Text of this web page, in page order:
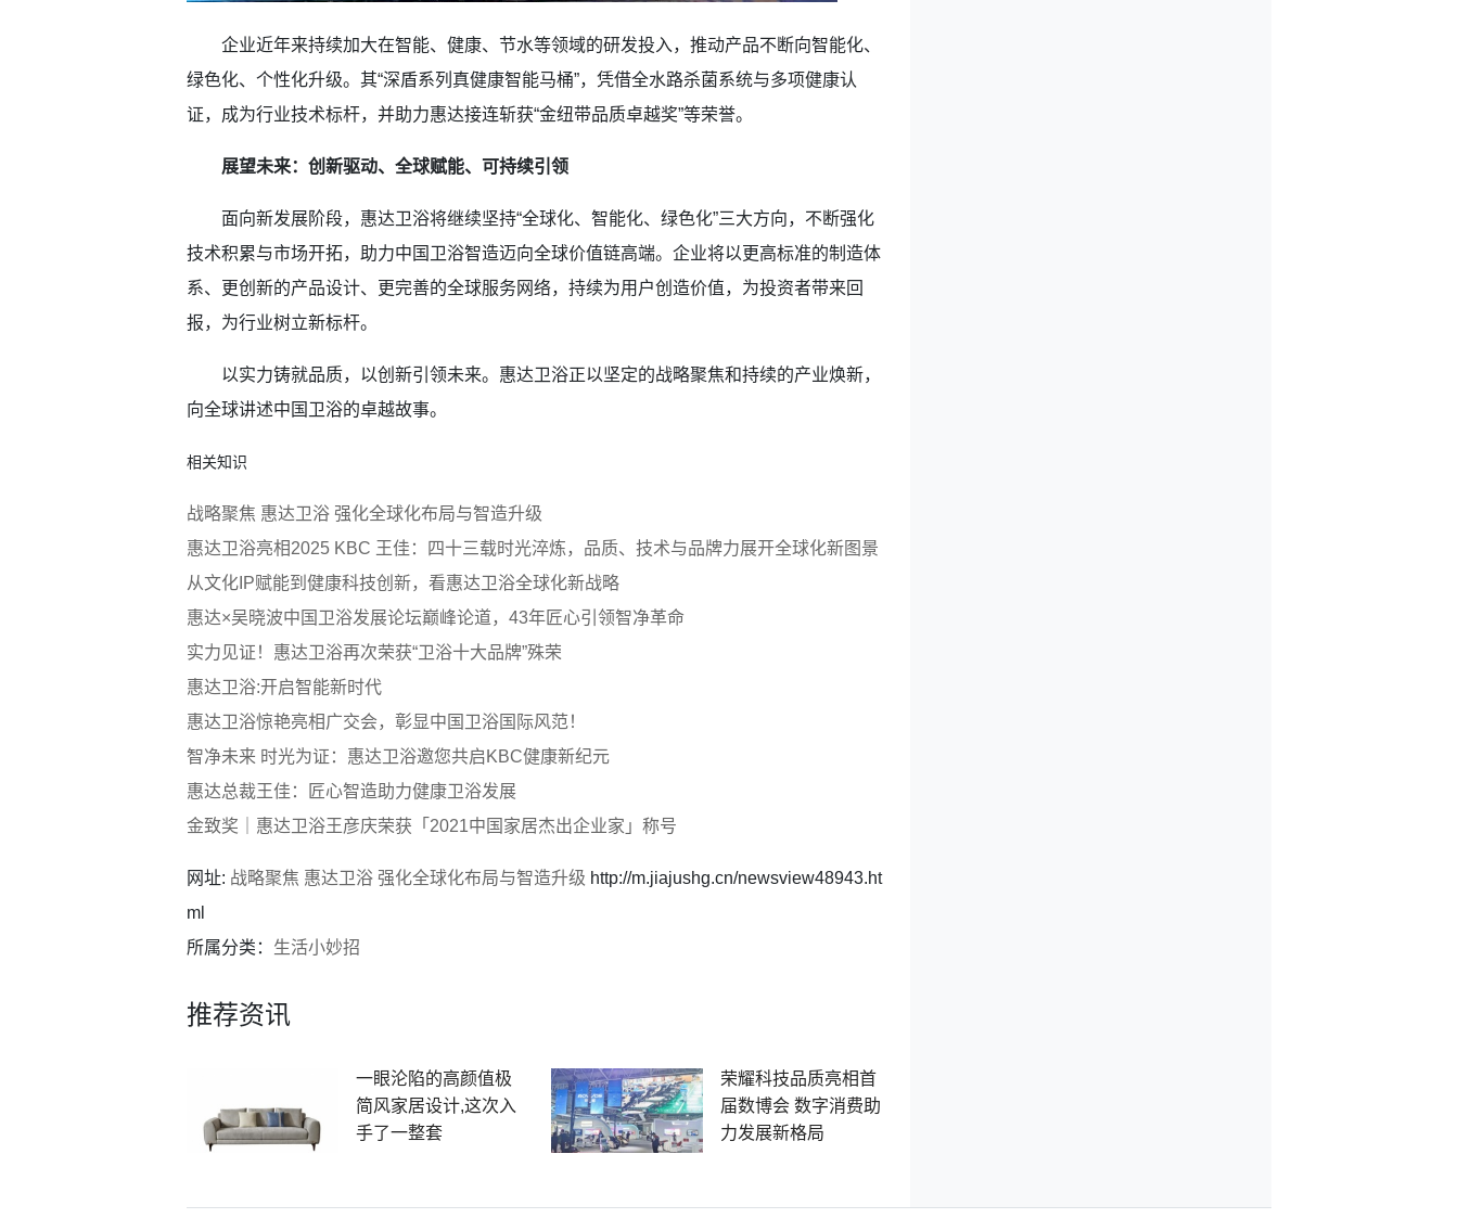
企业近年来持续加大在智能、健康、节水等领域的研发投入，推动产品不断向智能化、
绿色化、个性化升级。其“深盾系列真健康智能马桶”，凭借全水路杀菌系统与多项健康认
证，成为行业技术标杆，并助力惠达接连斩获“金纽带品质卓越奖”等荣誉。
展望未来：创新驱动、全球赋能、可持续引领
面向新发展阶段，惠达卫浴将继续坚持“全球化、智能化、绿色化”三大方向，不断强化
技术积累与市场开拓，助力中国卫浴智造迈向全球价值链高端。企业将以更高标准的制造体
系、更创新的产品设计、更完善的全球服务网络，持续为用户创造价值，为投资者带来回
报，为行业树立新标杆。
以实力铸就品质，以创新引领未来。惠达卫浴正以坚定的战略聚焦和持续的产业焕新，
向全球讲述中国卫浴的卓越故事。
相关知识
战略聚焦 惠达卫浴 强化全球化布局与智造升级
惠达卫浴亮相2025 KBC 王佳：四十三载时光淬炼，品质、技术与品牌力展开全球化新图景
从文化IP赋能到健康科技创新，看惠达卫浴全球化新战略
惠达×吴晓波中国卫浴发展论坛巅峰论道，43年匠心引领智净革命
实力见证！惠达卫浴再次荣获“卫浴十大品牌”殊荣
惠达卫浴:开启智能新时代
惠达卫浴惊艳亮相广交会，彰显中国卫浴国际风范！
智净未来 时光为证：惠达卫浴邀您共启KBC健康新纪元
惠达总裁王佳：匠心智造助力健康卫浴发展
金致奖｜惠达卫浴王彦庆荣获「2021中国家居杰出企业家」称号
网址: 战略聚焦 惠达卫浴 强化全球化布局与智造升级 http://m.jiajushg.cn/newsview48943.ht
ml
所属分类： 生活小妙招
推荐资讯
一眼沦陷的高颜值极
简风家居设计,这次入
手了一整套
荣耀科技品质亮相首
届数博会 数字消费助
力发展新格局